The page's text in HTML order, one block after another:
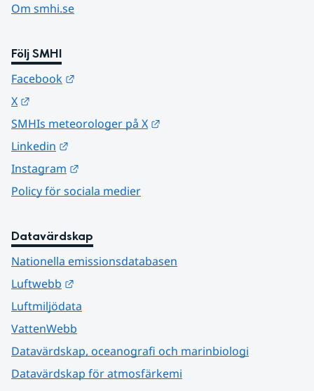
Om smhi.se
Följ SMHI
Facebook
X
SMHIs meteorologer på X
Linkedin
Instagram
Policy för sociala medier
Datavärdskap
Nationella emissionsdatabasen
Luftwebb
Luftmiljödata
VattenWebb
Datavärdskap, oceanografi och marinbiologi
Datavärdskap för atmosfärkemi